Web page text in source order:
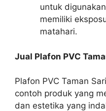
untuk
memiliki
matahari.
Jual Plafon PVC
Plafon PVC Taman
contoh produk yang
dan estetika yang